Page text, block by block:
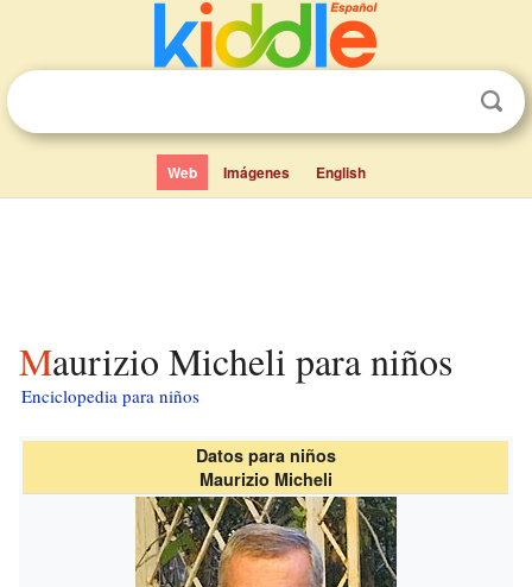
Web Imágenes English
Maurizio Micheli para niños
Enciclopedia para niños
Datos para niños
Maurizio Micheli